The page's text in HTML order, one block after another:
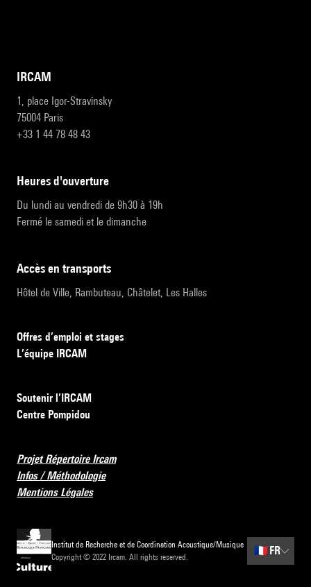
IRCAM
1, place Igor-Stravinsky
75004 Paris
+33 1 44 78 48 43
heures d'ouverture
Du lundi au vendredi de 9h30 à 19h
Fermé le samedi et le dimanche
accès en transports
Hôtel de Ville, Rambuteau, Châtelet, Les Halles
Offres d’emploi et stages
L’équipe IRCAM
Soutenir l’IRCAM
Centre Pompidou
Projet Répertoire Ircam
Infos / Méthodologie
Mentions Légales
Institut de Recherche et de Coordination Acoustique/Musique
Copyright © 2022 Ircam. All rights reserved.
🇫🇷 FR